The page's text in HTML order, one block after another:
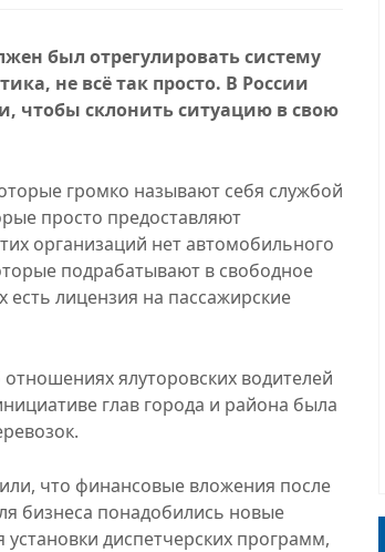
был отрегулировать систему
не всё так просто. В России
чтобы склонить ситуацию в свою
громко называют себя службой
просто предоставляют
организаций нет автомобильного
подрабатывают в свободное
есть лицензия на пассажирские
ялуторовских водителей
глав города и района была
что финансовые вложения после
бизнеса понадобились новые
диспетчерских программ,